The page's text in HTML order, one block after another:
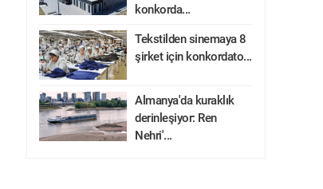
konkorda...
Tekstilden sinemaya 8
şirket için konkordato...
Almanya'da kuraklık
derinleşiyor: Ren
Nehri'...